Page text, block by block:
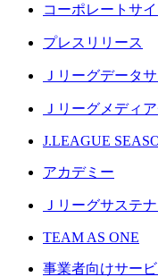
コーポレートサイ
プレスリリース
Ｊリーグデータ
Ｊリーグメディ
J.LEAGUE
アカデミー
Ｊリーグサステ
TEAM AS ONE
事業者向けサー